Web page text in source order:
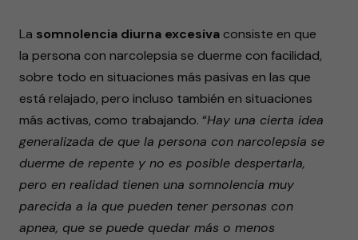
La somnolencia diurna excesiva consiste en que
la persona con narcolepsia se duerme con facilidad,
sobre todo en situaciones más pasivas en las que
está relajado, pero incluso también en situaciones
más activas, como trabajando. “Hay una cierta idea
generalizada de que la persona con narcolepsia se
duerme de repente y no es posible despertarla,
pero en realidad tienen una somnolencia muy
parecida a la que pueden tener personas con
apnea, que se puede quedar más o menos